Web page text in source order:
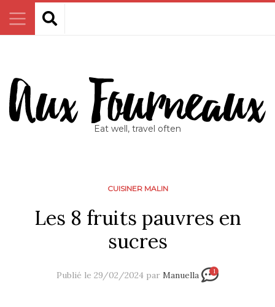
Eat well, travel often
CUISINER MALIN
Les 8 fruits pauvres en
sucres
Publié le 29/02/2024 par Manuella 1